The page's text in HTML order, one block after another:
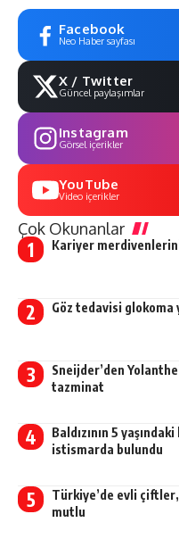
Facebook
Neo Haber sayfası
X / Twitter
Güncel paylaşımlar
Instagram
Görsel içerikler
YouTube
Video içerikler
Çok Okunanlar
Kariyer merdivenlerini
Göz tedavisi glokoma
Sneijder’den
tazminat
Baldızının 5 yaşındaki
istismarda bulundu
Türkiye’de evli
mutlu